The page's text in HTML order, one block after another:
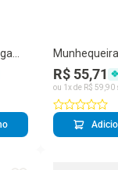
Preta
R$ 55,71
ou 1 x de R$ 59,90